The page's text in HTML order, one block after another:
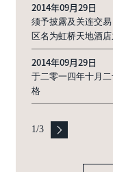
2014年09月29日
须予披露及关连交
区名为虹桥天地酒
会通告
2014年09月29日
于二零一四年十月
格
1/3